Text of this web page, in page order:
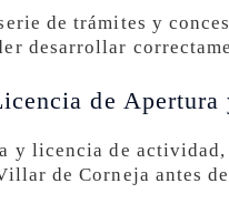
de trámites y
desarrollar
de
y licencia de
de Corneja antes